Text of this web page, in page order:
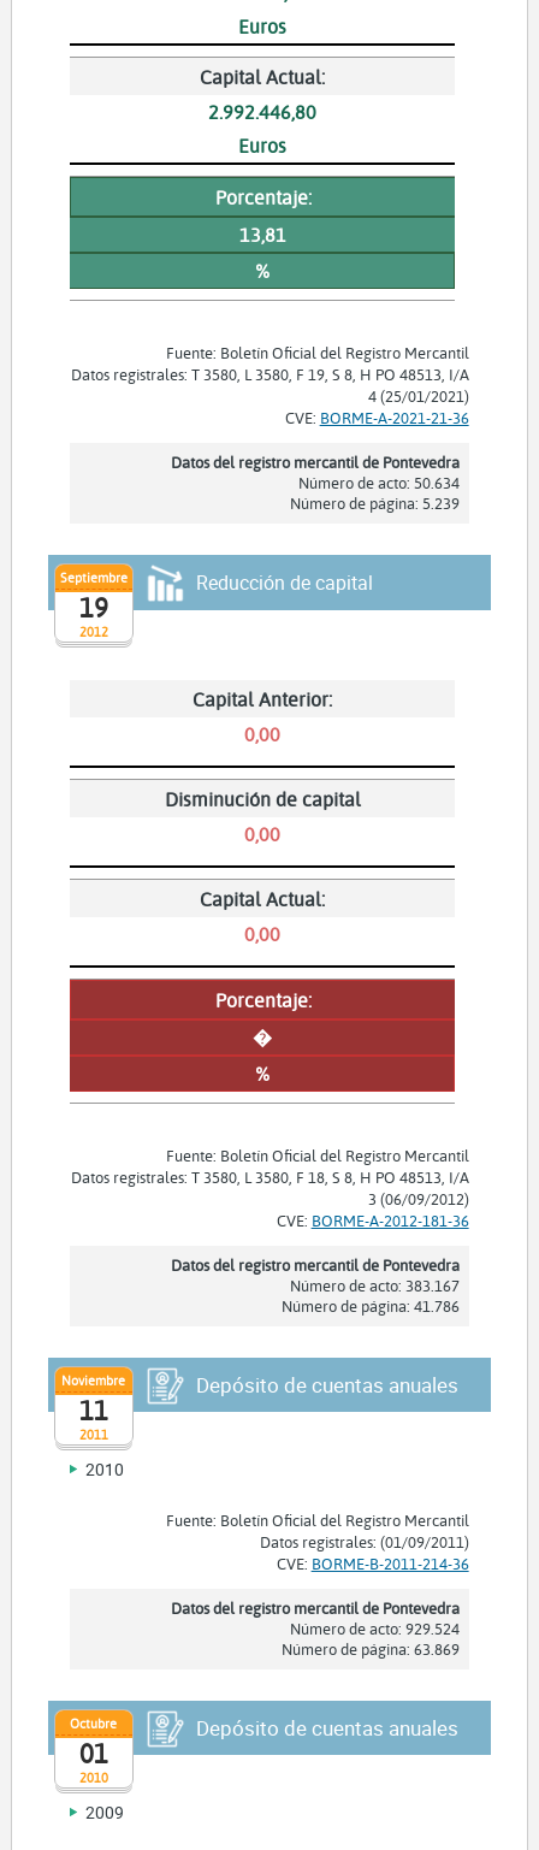
Euros
Capital Actual:
2.992.446,80
Euros
Porcentaje:
13,81
%
Fuente: Boletín Oficial del Registro Mercantil
Datos registrales: T 3580, L 3580, F 19, S 8, H PO 48513, I/A
4 (25/01/2021)
CVE: BORME-A-2021-21-36
Datos del registro mercantil de Pontevedra
Número de acto: 50.634
Número de página: 5.239
2012
Septiembre
19
Reducción de capital
Capital Anterior:
0,00
Disminución de capital
0,00
Capital Actual:
0,00
Porcentaje:
�
%
Fuente: Boletín Oficial del Registro Mercantil
Datos registrales: T 3580, L 3580, F 18, S 8, H PO 48513, I/A
3 (06/09/2012)
CVE: BORME-A-2012-181-36
Datos del registro mercantil de Pontevedra
Número de acto: 383.167
Número de página: 41.786
2011
Noviembre
11
Depósito de cuentas anuales
2010
Fuente: Boletín Oficial del Registro Mercantil
Datos registrales: (01/09/2011)
CVE: BORME-B-2011-214-36
Datos del registro mercantil de Pontevedra
Número de acto: 929.524
Número de página: 63.869
2010
Octubre
01
Depósito de cuentas anuales
2009